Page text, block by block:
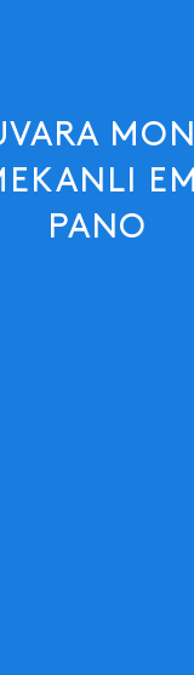
PANO